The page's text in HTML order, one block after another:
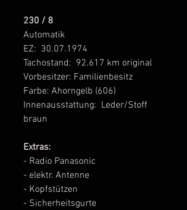
230 / 8
Automatik
EZ: 30.07.1974
Tachostand: 92.617 km original
Vorbesitzer: Familienbesitz
Farbe: Ahorngelb (606)
Innenausstattung: Leder/Stoff
braun
Extras:
- Radio Panasonic
- elektr. Antenne
- Kopfstützen
- Sicherheitsgurte